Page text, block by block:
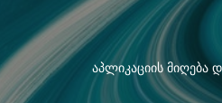
აპლიკაციის მიღება